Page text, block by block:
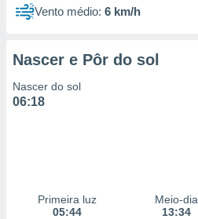
Vento médio: 6 km/h
Nascer e Pôr do sol
Nascer do sol
06:18
Primeira luz
05:44
Meio-dia
13:34